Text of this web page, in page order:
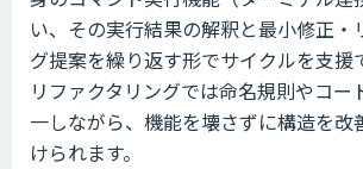
い、その実行結果の解釈と最小修正・
グ提案を繰り返す形でサイクルを支援
リファクタリングでは命名規則やコー
一しながら、機能を壊さずに構造を改
けられます。